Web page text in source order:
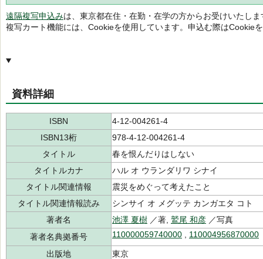
遠隔複写申込みは、東京都在住・在勤・在学の方からお受けいたしま
複写カート機能には、Cookieを使用しています。申込む際はCookie
資料詳細
ISBN
4-12-004261-4
ISBN13桁
978-4-12-004261-4
タイトル
春を恨んだりはしない
タイトルカナ
ハル オ ウランダリワ シナイ
タイトル関連情報
震災をめぐって考えたこと
タイトル関連情報読み
シンサイ オ メグッテ カンガエタ コト
著者名
池澤 夏樹 ／著, 鷲尾 和彦 ／写真
著者名典拠番号
110000059740000 110004956870000
出版地
東京